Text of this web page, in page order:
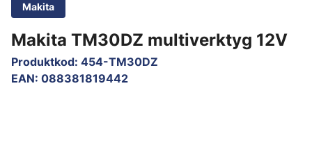
Makita
Makita TM30DZ multiverktyg 12V
Produktkod: 454-TM30DZ
EAN: 088381819442